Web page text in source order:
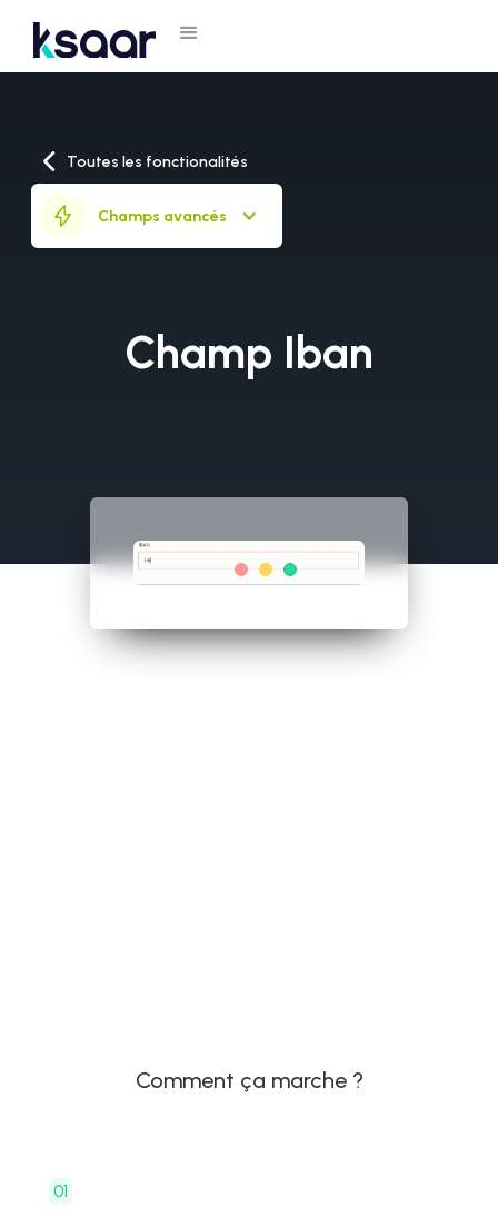
Toutes les fonctionalités
Champs avancés
Champ Iban
Comment ça marche ?
01